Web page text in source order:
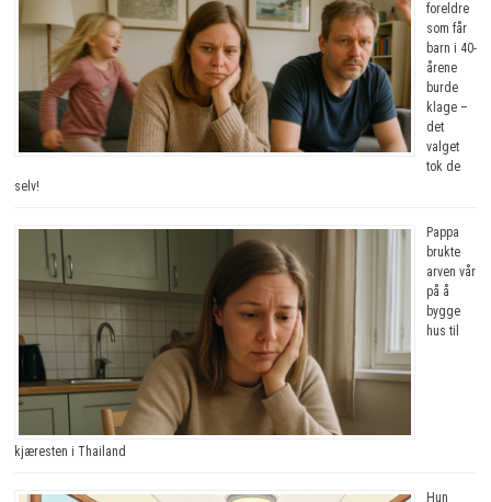
foreldre
som får
barn i 40-
årene
burde
klage –
det
valget
tok de
selv!
Pappa
brukte
arven vår
på å
bygge
hus til
kjæresten i Thailand
Hun